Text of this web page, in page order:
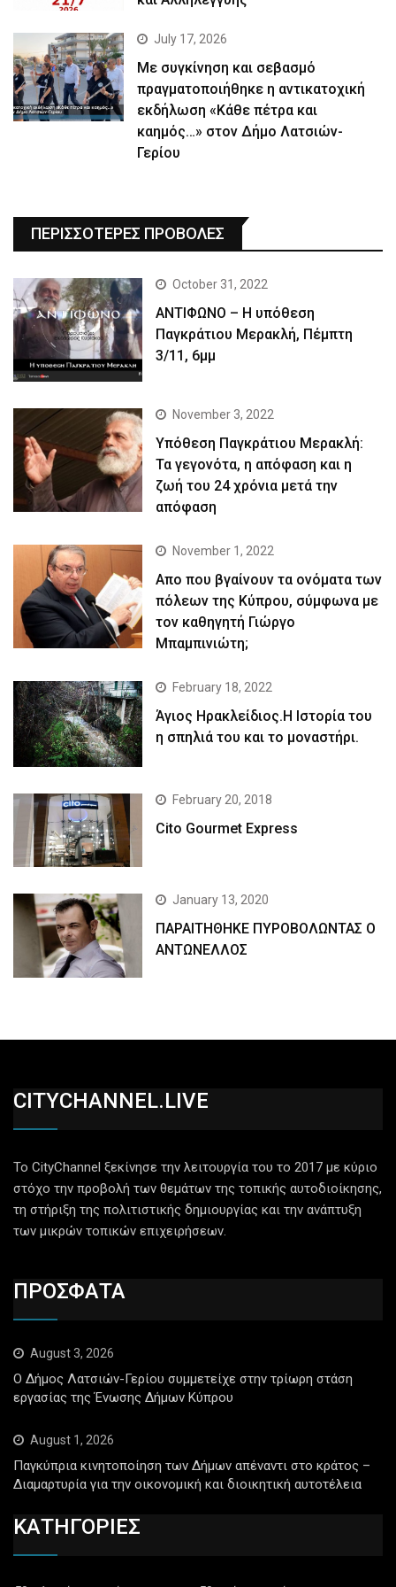
July 17, 2026
Με συγκίνηση και σεβασμό
πραγματοποιήθηκε η αντικατοχική
εκδήλωση «Κάθε πέτρα και
καημός…» στον Δήμο Λατσιών-
Γερίου
ΠΕΡΙΣΣΟΤΕΡΕΣ ΠΡΟΒΟΛΕΣ
October 31, 2022
ΑΝΤΙΦΩΝΟ – Η υπόθεση
Παγκράτιου Μερακλή, Πέμπτη
3/11, 6μμ
November 3, 2022
Yπόθεση Παγκράτιου Μερακλή:
Τα γεγονότα, η απόφαση και η
ζωή του 24 χρόνια μετά την
απόφαση
November 1, 2022
Απο που βγαίνουν τα ονόματα των
πόλεων της Κύπρου, σύμφωνα με
τον καθηγητή Γιώργο
Μπαμπινιώτη;
February 18, 2022
Άγιος Ηρακλείδιος.Η Ιστορία του
η σπηλιά του και το μοναστήρι.
February 20, 2018
Cito Gourmet Express
January 13, 2020
ΠΑΡΑΙΤΗΘΗΚΕ ΠΥΡΟΒΟΛΩΝΤΑΣ Ο
ΑΝΤΩΝΕΛΛΟΣ
CITYCHANNEL.LIVE
Το CityChannel ξεκίνησε την λειτουργία του το 2017 με κύριο
στόχο την προβολή των θεμάτων της τοπικής αυτοδιοίκησης,
τη στήριξη της πολιτιστικής δημιουργίας και την ανάπτυξη
των μικρών τοπικών επιχειρήσεων.
ΠΡΟΣΦΑΤΑ
August 3, 2026
Ο Δήμος Λατσιών-Γερίου συμμετείχε στην τρίωρη στάση
εργασίας της Ένωσης Δήμων Κύπρου
August 1, 2026
Παγκύπρια κινητοποίηση των Δήμων απέναντι στο κράτος –
Διαμαρτυρία για την οικονομική και διοικητική αυτοτέλεια
ΚΑΤΗΓΟΡΙΕΣ